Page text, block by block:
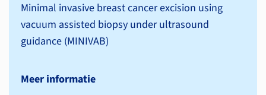
Minimal invasive breast cancer excision using
vacuum assisted biopsy under ultrasound
guidance (MINIVAB)
Meer informatie